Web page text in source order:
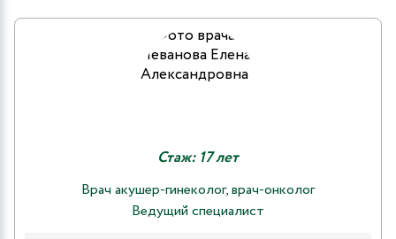
Стаж: 17 лет
Врач акушер-гинеколог, врач-онколог
Ведущий специалист